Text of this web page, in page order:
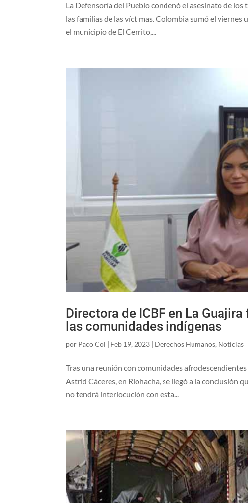
La Defensoría del Pueblo condenó el asesinato de
las familias de las víctimas. Colombia sumó el viernes
el municipio de El Cerrito,...
Directora de ICBF en La
las comunidades indígenas
por Paco Col | Feb 19, 2023 | Derechos Humanos, Noticias
Tras una reunión con comunidades
Astrid Cáceres, en Riohacha, se llegó a la conclusión
no tendrá interlocución con esta...